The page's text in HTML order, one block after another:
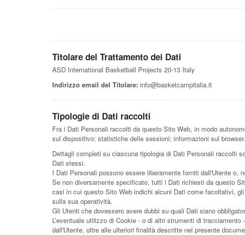
Titolare del Trattamento dei Dati
ASD International Basketball Projects 20-13 Italy
Indirizzo email del Titolare: info@basketcampitalia.it
Tipologie di Dati raccolti
Fra i Dati Personali raccolti da questo Sito Web, in modo
sul dispositivo; statistiche delle sessioni; informazioni sul browser.
Dettagli completi su ciascuna tipologia di Dati Personali raccolti
Dati stessi.
I Dati Personali possono essere liberamente forniti dall'Utente
Se non diversamente specificato, tutti i Dati richiesti da questo
casi in cui questo Sito Web indichi alcuni Dati come facoltativi,
sulla sua operatività.
Gli Utenti che dovessero avere dubbi su quali Dati siano
L’eventuale utilizzo di Cookie - o di altri strumenti di
dall'Utente, oltre alle ulteriori finalità descritte nel presente